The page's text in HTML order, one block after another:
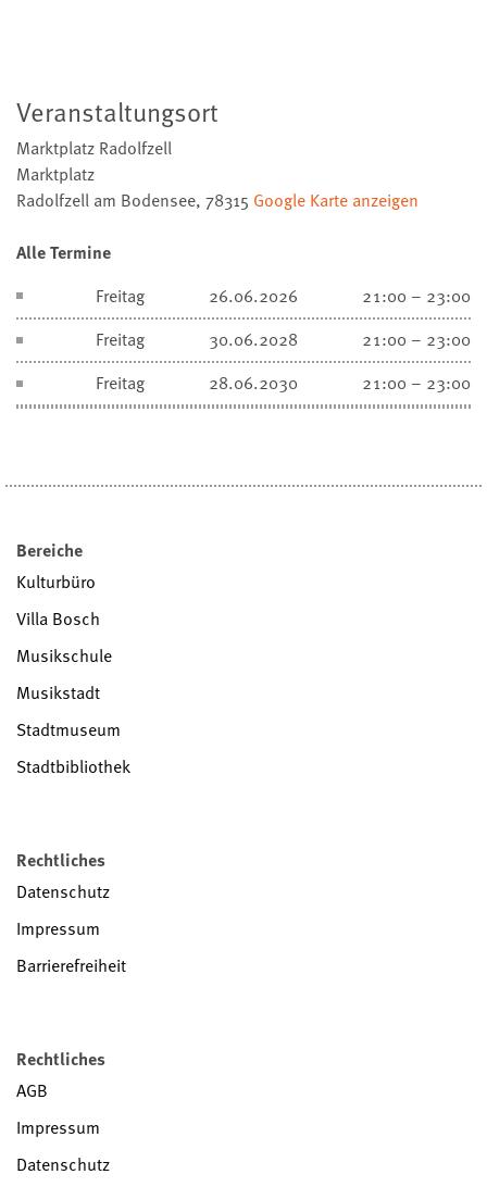
Veranstaltungsort
Marktplatz Radolfzell
Marktplatz
Radolfzell am Bodensee, 78315 Google Karte anzeigen
Alle Termine
Freitag
26.06.2026
21:00 – 23:00
Freitag
30.06.2028
21:00 – 23:00
Freitag
28.06.2030 21:00 – 23:00
Bereiche
Kulturbüro
Villa Bosch
Musikschule
Musikstadt
Stadtmuseum
Stadtbibliothek
Rechtliches
Datenschutz
Impressum
Barrierefreiheit
Rechtliches
AGB
Impressum
Datenschutz